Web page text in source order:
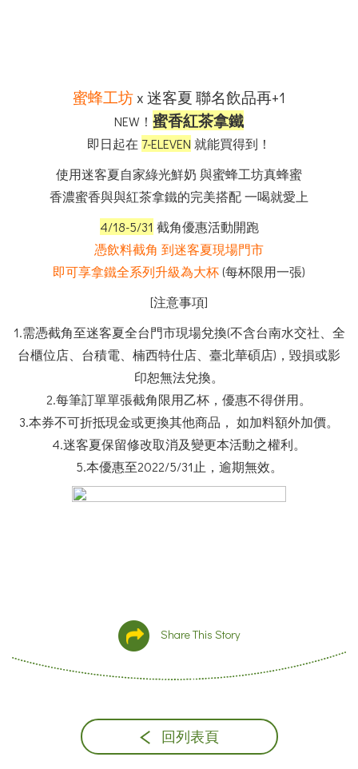
蜜蜂工坊x 迷客夏 聯名飲品再+1
NEW！ 蜜香紅茶拿鐵
即日起在 7-ELEVEN 就能買得到！
使用迷客夏自家綠光鮮奶 與蜜蜂工坊真蜂蜜
香濃蜜香與與紅茶拿鐵的完美搭配 一喝就愛上
4/18-5/31 截角優惠活動開跑
憑飲料截角 到迷客夏現場門市
即可享拿鐵全系列升級為大杯(每杯限用一張)
[注意事項]
1.需憑截角至迷客夏全台門市現場兌換(不含台南水交社、全
台櫃位店、台積電、楠西特仕店、臺北華碩店)，毀損或影
印恕無法兌換。
2.每筆訂單單張截角限用乙杯，優惠不得併用。
3.本券不可折抵現金或更換其他商品， 如加料額外加價。
4.迷客夏保留修改取消及變更本活動之權利。
5.本優惠至2022/5/31止，逾期無效。
Share This Story
回列表頁